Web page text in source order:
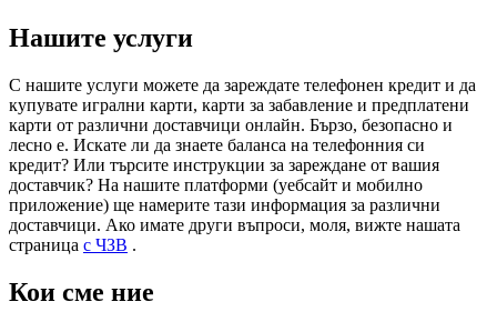
Нашите услуги
С нашите услуги можете да зареждате телефонен кредит и да
купувате игрални карти, карти за забавление и предплатени
карти от различни доставчици онлайн. Бързо, безопасно и
лесно е. Искате ли да знаете баланса на телефонния си
кредит? Или търсите инструкции за зареждане от вашия
доставчик? На нашите платформи (уебсайт и мобилно
приложение) ще намерите тази информация за различни
доставчици. Ако имате други въпроси, моля, вижте нашата
страница с ЧЗВ .
Кои сме ние